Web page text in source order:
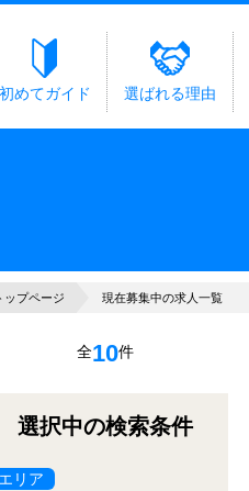
初めてガイド 選ばれる理由
ップページ 現在募集中の求人一覧
全10件
選択中の検索条件
エリア